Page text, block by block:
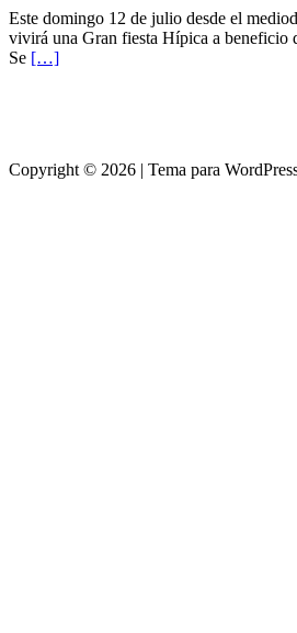
Este domingo 12 de julio desde el
vivirá una Gran fiesta Hípica a
Se […]
Copyright © 2026 | Tema para